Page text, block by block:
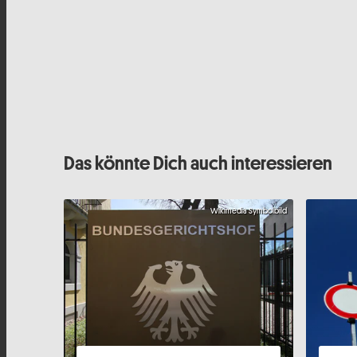
Das könnte Dich auch interessieren
Wikimedia Symbolbild